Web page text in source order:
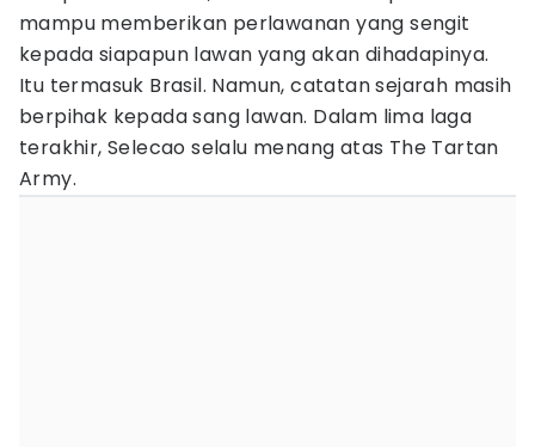
mampu memberikan perlawanan yang sengit
kepada siapapun lawan yang akan dihadapinya.
Itu termasuk Brasil. Namun, catatan sejarah masih
berpihak kepada sang lawan. Dalam lima laga
terakhir, Selecao selalu menang atas The Tartan
Army.